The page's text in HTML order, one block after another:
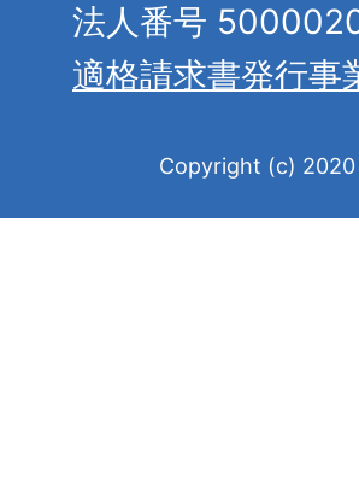
法人番号
適格請求書発行事
Copyright (c) 2020